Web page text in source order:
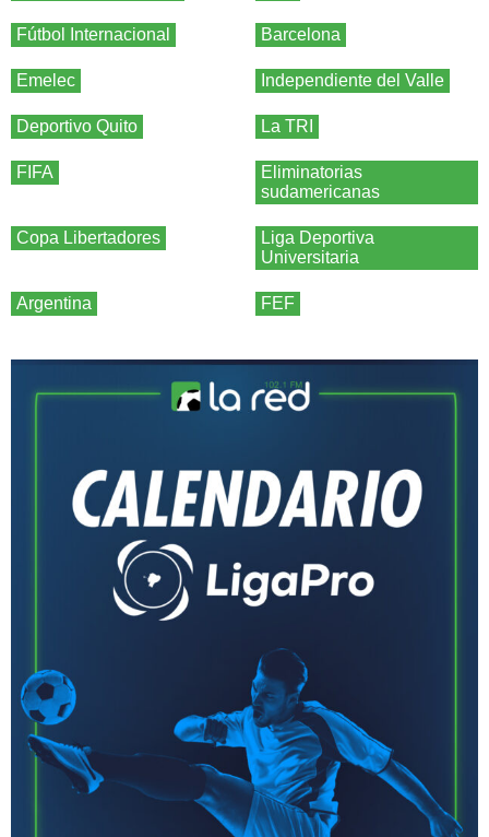
Fútbol Internacional Barcelona
Emelec Independiente del Valle
Deportivo Quito La TRI
FIFA
Eliminatorias
sudamericanas
Copa Libertadores
Liga Deportiva
Universitaria
Argentina FEF